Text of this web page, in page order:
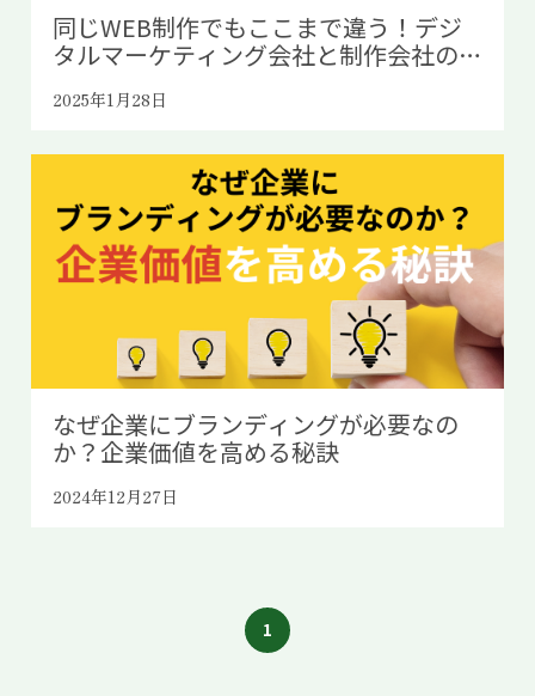
同じWEB制作でもここまで違う！デジ
タルマーケティング会社と制作会社の
2025年1月28日
なぜ企業にブランディングが必要なの
か？企業価値を高める秘訣
2024年12月27日
1